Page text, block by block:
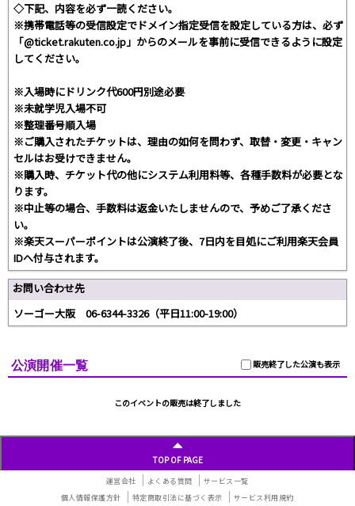
◇下記、内容を必ず一読ください。
※携帯電話等の受信設定でドメイン指定受信を設定している方は、必ず
「@ticket.rakuten.co.jp」からのメールを事前に受信できるように設定
してください。
※入場時にドリンク代600円別途必要
※未就学児入場不可
※整理番号順入場
※ご購入されたチケットは、理由の如何を問わず、取替・変更・キャン
セルはお受けできません。
※購入時、チケット代の他にシステム利用料等、各種手数料が必要とな
ります。
※中止等の場合、手数料は返金いたしませんので、予めご了承くださ
い。
※楽天スーパーポイントは公演終了後、7日内を目処にご利用楽天会員
IDへ付与されます。
お問い合わせ先
ソーゴー大阪 06-6344-3326（平日11:00-19:00）
販売終了した公演も表示
公演開催一覧
このイベントの販売は終了しました
TOP OF PAGE
運営会社 よくある質問
サービス一覧
個人情報保護方針
特定商取引法に基づく表示 サービス利用規約